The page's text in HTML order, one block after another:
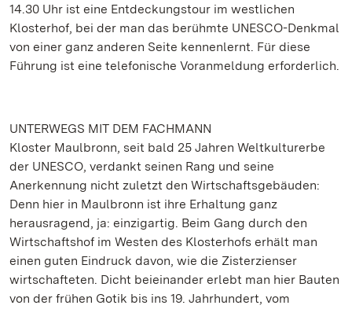
14.30 Uhr ist eine Entdeckungstour im westlichen
Klosterhof, bei der man das berühmte UNESCO-Denkmal
von einer ganz anderen Seite kennenlernt. Für diese
Führung ist eine telefonische Voranmeldung erforderlich.
UNTERWEGS MIT DEM FACHMANN
Kloster Maulbronn, seit bald 25 Jahren Weltkulturerbe
der UNESCO, verdankt seinen Rang und seine
Anerkennung nicht zuletzt den Wirtschaftsgebäuden:
Denn hier in Maulbronn ist ihre Erhaltung ganz
herausragend, ja: einzigartig. Beim Gang durch den
Wirtschaftshof im Westen des Klosterhofs erhält man
einen guten Eindruck davon, wie die Zisterzienser
wirtschafteten. Dicht beieinander erlebt man hier Bauten
von der frühen Gotik bis ins 19. Jahrhundert, vom